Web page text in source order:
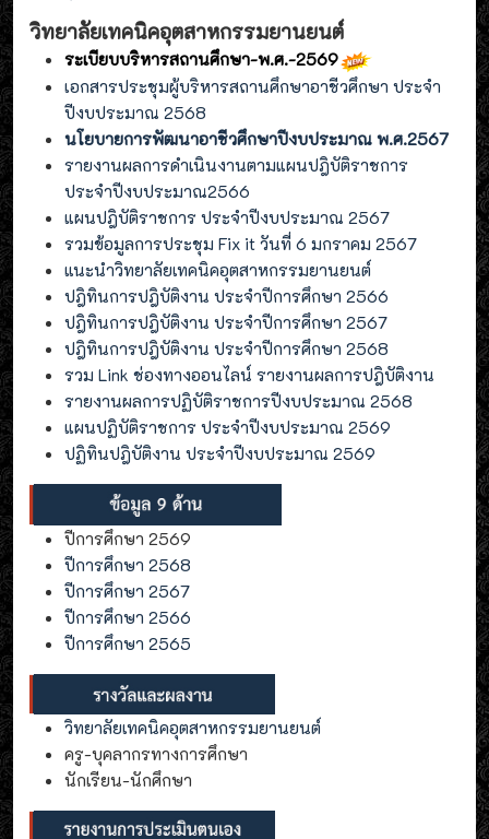
วิทยาลัยเทคนิคอุตสาหกรรมยานยนต์
ระเบียบบริหารสถานศึกษา-พ.ศ.-2569
เอกสารประชุมผู้บริหารสถานศึกษาอาชีวศึกษา ประจำ
ปีงบประมาณ 2568
นโยบายการพัฒนาอาชีวศึกษาปีงบประมาณ พ.ศ.2567
รายงานผลการดำเนินงานตามแผนปฎิบัติราชการ
ประจำปีงบประมาณ2566
แผนปฎิบัติราชการ ประจำปีงบประมาณ 2567
รวมข้อมูลการประชุม Fix it วันที่ 6 มกราคม 2567
แนะนำวิทยาลัยเทคนิคอุตสาหกรรมยานยนต์
ปฎิทินการปฎิบัติงาน ประจำปีการศึกษา 2566
ปฎิทินการปฎิบัติงาน ประจำปีการศึกษา 2567
ปฎิทินการปฎิบัติงาน ประจำปีการศึกษา 2568
รวม Link ช่องทางออนไลน์ รายงานผลการปฎิบัติงาน
รายงานผลการปฏิบัติราชการปีงบประมาณ 2568
แผนปฏิบัติราชการ ประจำปีงบประมาณ 2569
ปฏิทินปฎิบัติงาน ประจำปีงบประมาณ 2569
ปีการศึกษา 2569
ปีการศึกษา 2568
ปีการศึกษา 2567
ปีการศึกษา 2566
ปีการศึกษา 2565
วิทยาลัยเทคนิคอุตสาหกรรมยานยนต์
ครู-บุคลากรทางการศึกษา
นักเรียน-นักศึกษา